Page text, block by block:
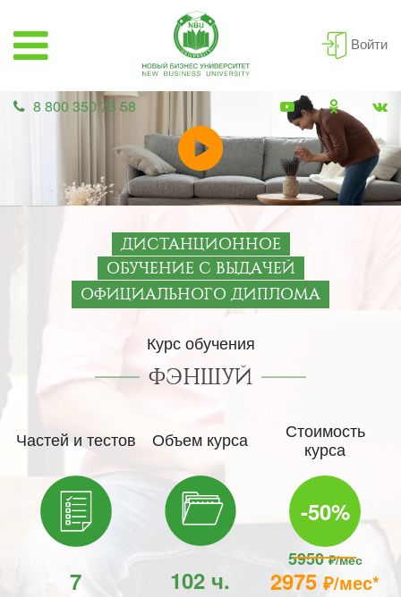
Войти
8 800 350 73 58
ДИСТАНЦИОННОЕ
ОБУЧЕНИЕ С ВЫДАЧЕЙ
ОФИЦИАЛЬНОГО ДИПЛОМА
Курс обучения
ФЭНШУЙ
Частей и тестов
7
Объем курса
102 ч.
Стоимость
курса
-50%
5950₽/мес
2975₽/мес*